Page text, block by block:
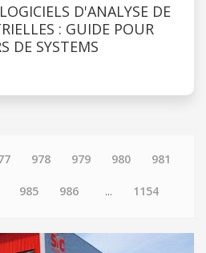
D'ANALYSE DE
: GUIDE POUR
DE SYSTEMS
978 979 980 981
985 986 ... 1154